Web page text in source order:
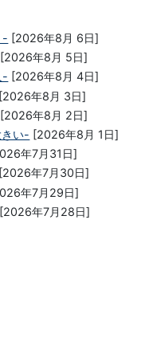
- [2026年8月 6日]
[2026年8月 5日]
- [2026年8月 4日]
[2026年8月 3日]
[2026年8月 2日]
い- [2026年8月 1日]
年7月31日]
[2026年7月30日]
年7月29日]
[2026年7月28日]